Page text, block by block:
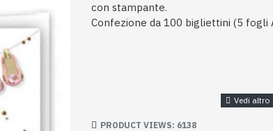
con stampante.
Confezione da 100 bigliettini (5 fogli
PRODUCT VIEWS: 6138